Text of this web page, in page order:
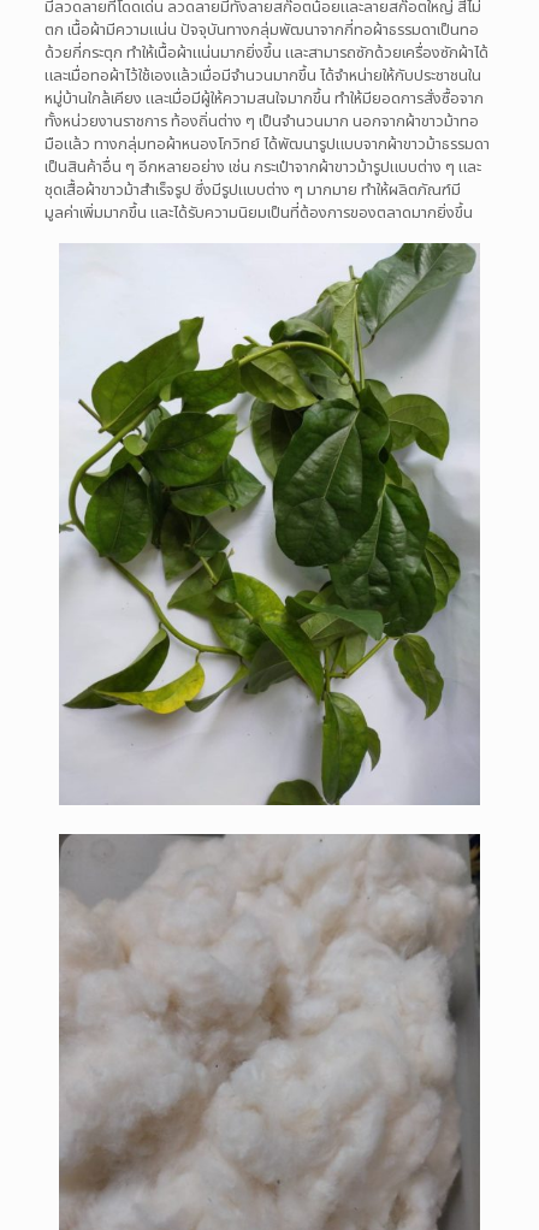
มีลวดลายที่โดดเด่น ลวดลายมีทั้งลายสก๊อตน้อยและลายสก๊อตใหญ่ สีไม่
ตก เนื้อผ้ามีความแน่น ปัจจุบันทางกลุ่มพัฒนาจากกี่ทอผ้าธรรมดาเป็นทอ
ด้วยกี่กระตุก ทำให้เนื้อผ้าแน่นมากยิ่งขึ้น และสามารถซักด้วยเครื่องซักผ้าได้
และเมื่อทอผ้าไว้ใช้เองแล้วเมื่อมีจำนวนมากขึ้น ได้จำหน่ายให้กับประชาชนใน
หมู่บ้านใกล้เคียง และเมื่อมีผู้ให้ความสนใจมากขึ้น ทำให้มียอดการสั่งซื้อจาก
ทั้งหน่วยงานราชการ ท้องถิ่นต่าง ๆ เป็นจำนวนมาก นอกจากผ้าขาวม้าทอ
มือแล้ว ทางกลุ่มทอผ้าหนองโกวิทย์ ได้พัฒนารูปแบบจากผ้าขาวม้าธรรมดา
เป็นสินค้าอื่น ๆ อีกหลายอย่าง เช่น กระเป๋าจากผ้าขาวม้ารูปแบบต่าง ๆ และ
ชุดเสื้อผ้าขาวม้าสำเร็จรูป ซึ่งมีรูปแบบต่าง ๆ มากมาย ทำให้ผลิตภัณฑ์มี
มูลค่าเพิ่มมากขึ้น และได้รับความนิยมเป็นที่ต้องการของตลาดมากยิ่งขึ้น